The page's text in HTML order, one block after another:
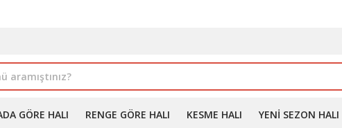
GÖRE HALI RENGE GÖRE HALI KESME HALI YENI SEZON HALI